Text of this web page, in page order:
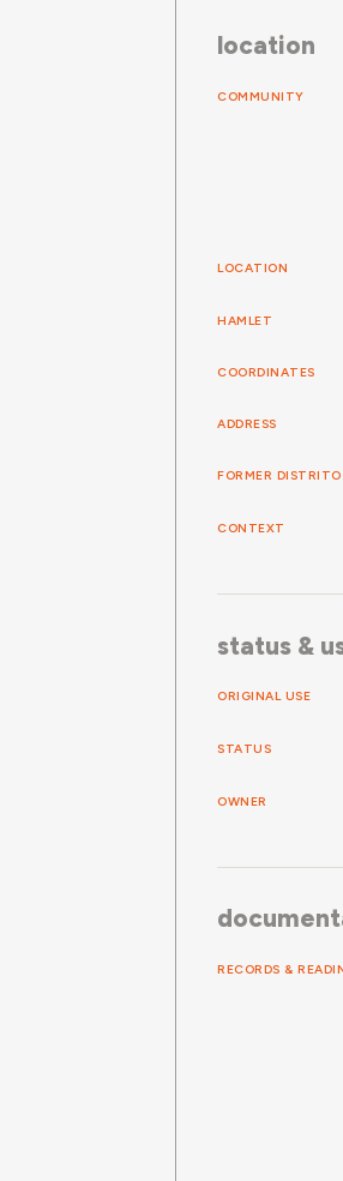
location
COMMUNITY
LOCATION
HAMLET
COORDINATES
ADDRESS
FORMER
CONTEXT
status &
ORIGINAL USE
STATUS
OWNER
RECORDS &